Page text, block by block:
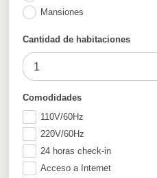
Mansiones
Cantidad de habitaciones
1
Comodidades
110V/60Hz
220V/60Hz
24 horas check-in
Acceso a Internet